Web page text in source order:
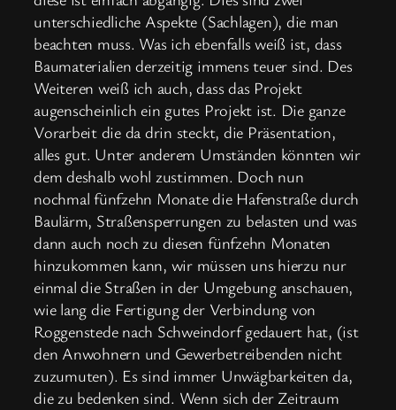
unterschiedliche Aspekte (Sachlagen), die man
beachten muss. Was ich ebenfalls weiß ist, dass
Baumaterialien derzeitig immens teuer sind. Des
Weiteren weiß ich auch, dass das Projekt
augenscheinlich ein gutes Projekt ist. Die ganze
Vorarbeit die da drin steckt, die Präsentation,
alles gut. Unter anderem Umständen könnten wir
dem deshalb wohl zustimmen. Doch nun
nochmal fünfzehn Monate die Hafenstraße durch
Baulärm, Straßensperrungen zu belasten und was
dann auch noch zu diesen fünfzehn Monaten
hinzukommen kann, wir müssen uns hierzu nur
einmal die Straßen in der Umgebung anschauen,
wie lang die Fertigung der Verbindung von
Roggenstede nach Schweindorf gedauert hat, (ist
den Anwohnern und Gewerbetreibenden nicht
zuzumuten). Es sind immer Unwägbarkeiten da,
die zu bedenken sind. Wenn sich der Zeitraum